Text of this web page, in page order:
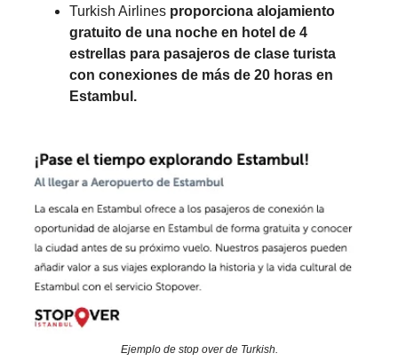
Turkish Airlines proporciona alojamiento
gratuito de una noche en hotel de 4
estrellas para pasajeros de clase turista
con conexiones de más de 20 horas en
Estambul .
Ejemplo de stop over de Turkish.